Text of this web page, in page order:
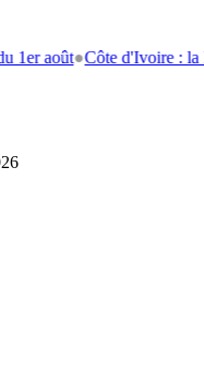
●Côte d'Ivoire : la FIF